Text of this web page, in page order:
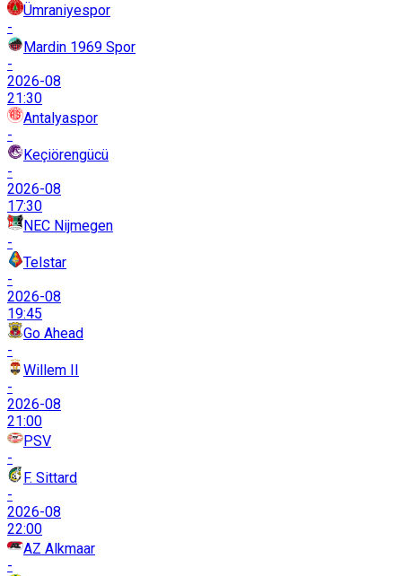
Ümraniyespor
-
Mardin 1969 Spor
-
2026-08
21:30
Antalyaspor
-
Keçiörengücü
-
2026-08
17:30
NEC Nijmegen
-
Telstar
-
2026-08
19:45
Go Ahead
-
Willem II
-
2026-08
21:00
PSV
-
F. Sittard
-
2026-08
22:00
AZ Alkmaar
-